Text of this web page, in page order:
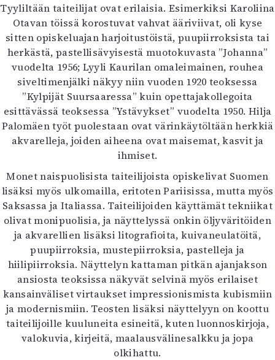
Tyyliltään taiteilijat ovat erilaisia. Esimerkiksi Karoliina
Otavan töissä korostuvat vahvat ääriviivat, oli kyse
sitten opiskeluajan harjoitustöistä, puupiirroksista tai
herkästä, pastellisävyisestä muotokuvasta ”Johanna”
vuodelta 1956; Lyyli Kaurilan omaleimainen, rouhea
siveltimenjälki näkyy niin vuoden 1920 teoksessa
”Kylpijät Suursaaressa” kuin opettajakollegoita
esittävässä teoksessa ”Ystävykset” vuodelta 1950. Hilja
Palomäen työt puolestaan ovat värinkäytöltään herkkiä
akvarelleja, joiden aiheena ovat maisemat, kasvit ja
ihmiset.
Monet naispuolisista taiteilijoista opiskelivat Suomen
lisäksi myös ulkomailla, eritoten Pariisissa, mutta myös
Saksassa ja Italiassa. Taiteilijoiden käyttämät tekniikat
olivat monipuolisia, ja näyttelyssä onkin öljyväritöiden
ja akvarellien lisäksi litografioita, kuivaneulatöitä,
puupiirroksia, mustepiirroksia, pastelleja ja
hiilipiirroksia. Näyttelyn kattaman pitkän ajanjakson
ansiosta teoksissa näkyvät selvinä myös erilaiset
kansainväliset virtaukset impressionismista kubismiin
ja modernismiin. Teosten lisäksi näyttelyyn on koottu
taiteilijoille kuuluneita esineitä, kuten luonnoskirjoja,
valokuvia, kirjeitä, maalausvälinesalkku ja jopa
olkihattu.